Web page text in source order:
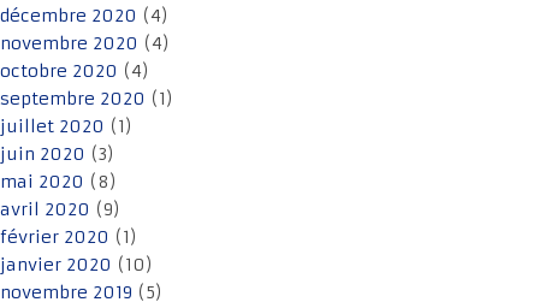
décembre 2020 (4)
novembre 2020 (4)
octobre 2020 (4)
septembre 2020 (1)
juillet 2020 (1)
juin 2020 (3)
mai 2020 (8)
avril 2020 (9)
février 2020 (1)
janvier 2020 (10)
novembre 2019 (5)